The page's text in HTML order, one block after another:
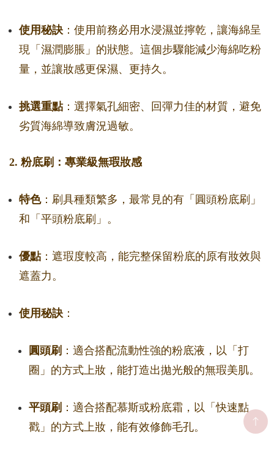
使用秘訣 ：使用前務必用水浸濕並擰乾，讓海綿呈
現「濕潤膨脹」的狀態。這個步驟能減少海綿吃粉
量，並讓妝感更保濕、更持久。
挑選重點：選擇氣孔細密、回彈力佳的材質，避免
劣質海綿導致膚況過敏。
2. 粉底刷：專業級無瑕妝感
特色：刷具種類繁多，最常見的有「圓頭粉底刷」
和「平頭粉底刷」。
優點：遮瑕度較高，能完整保留粉底的原有妝效與
遮蓋力。
使用秘訣 ：
圓頭刷 ：適合搭配流動性強的粉底液，以「打
圈」的方式上妝，能打造出拋光般的無瑕美肌。
平頭刷 ：適合搭配慕斯或粉底霜，以「快速點
戳」的方式上妝，能有效修飾毛孔。